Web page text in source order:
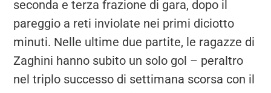
seconda e terza frazione di gara, dopo il
pareggio a reti inviolate nei primi diciotto
minuti. Nelle ultime due partite, le ragazze di
Zaghini hanno subito un solo gol – peraltro
nel triplo successo di settimana scorsa con il